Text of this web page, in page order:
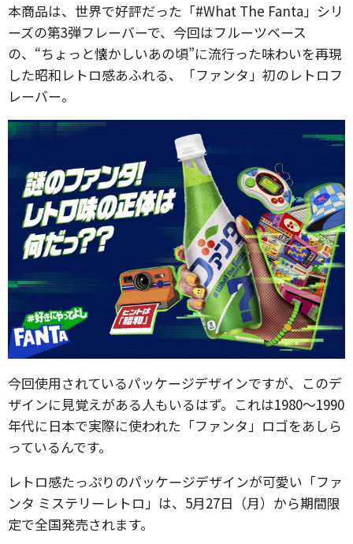
本商品は、世界で好評だった「#What The Fanta」シリ
ーズの第3弾フレーバーで、今回はフルーツベース
の、“ちょっと懐かしいあの頃”に流行った味わいを再現
した昭和レトロ感あふれる、「ファンタ」初のレトロフ
レーバー。
今回使用されているパッケージデザインですが、このデ
ザインに見覚えがある人もいるはず。これは1980～1990
年代に日本で実際に使われた「ファンタ」ロゴをあしら
っているんです。
レトロ感たっぷりのパッケージデザインが可愛い「ファ
ンタ ミステリーレトロ」は、5月27日（月）から期間限
定で全国発売されます。